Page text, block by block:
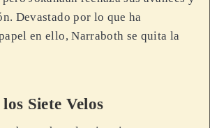
Devastado por lo que ha
en ello, Narraboth se quita la
Siete Velos